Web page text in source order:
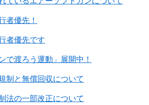
者優先！
者優先です
で渡ろう運動」展開中！
制と無償回収について
法の一部改正について